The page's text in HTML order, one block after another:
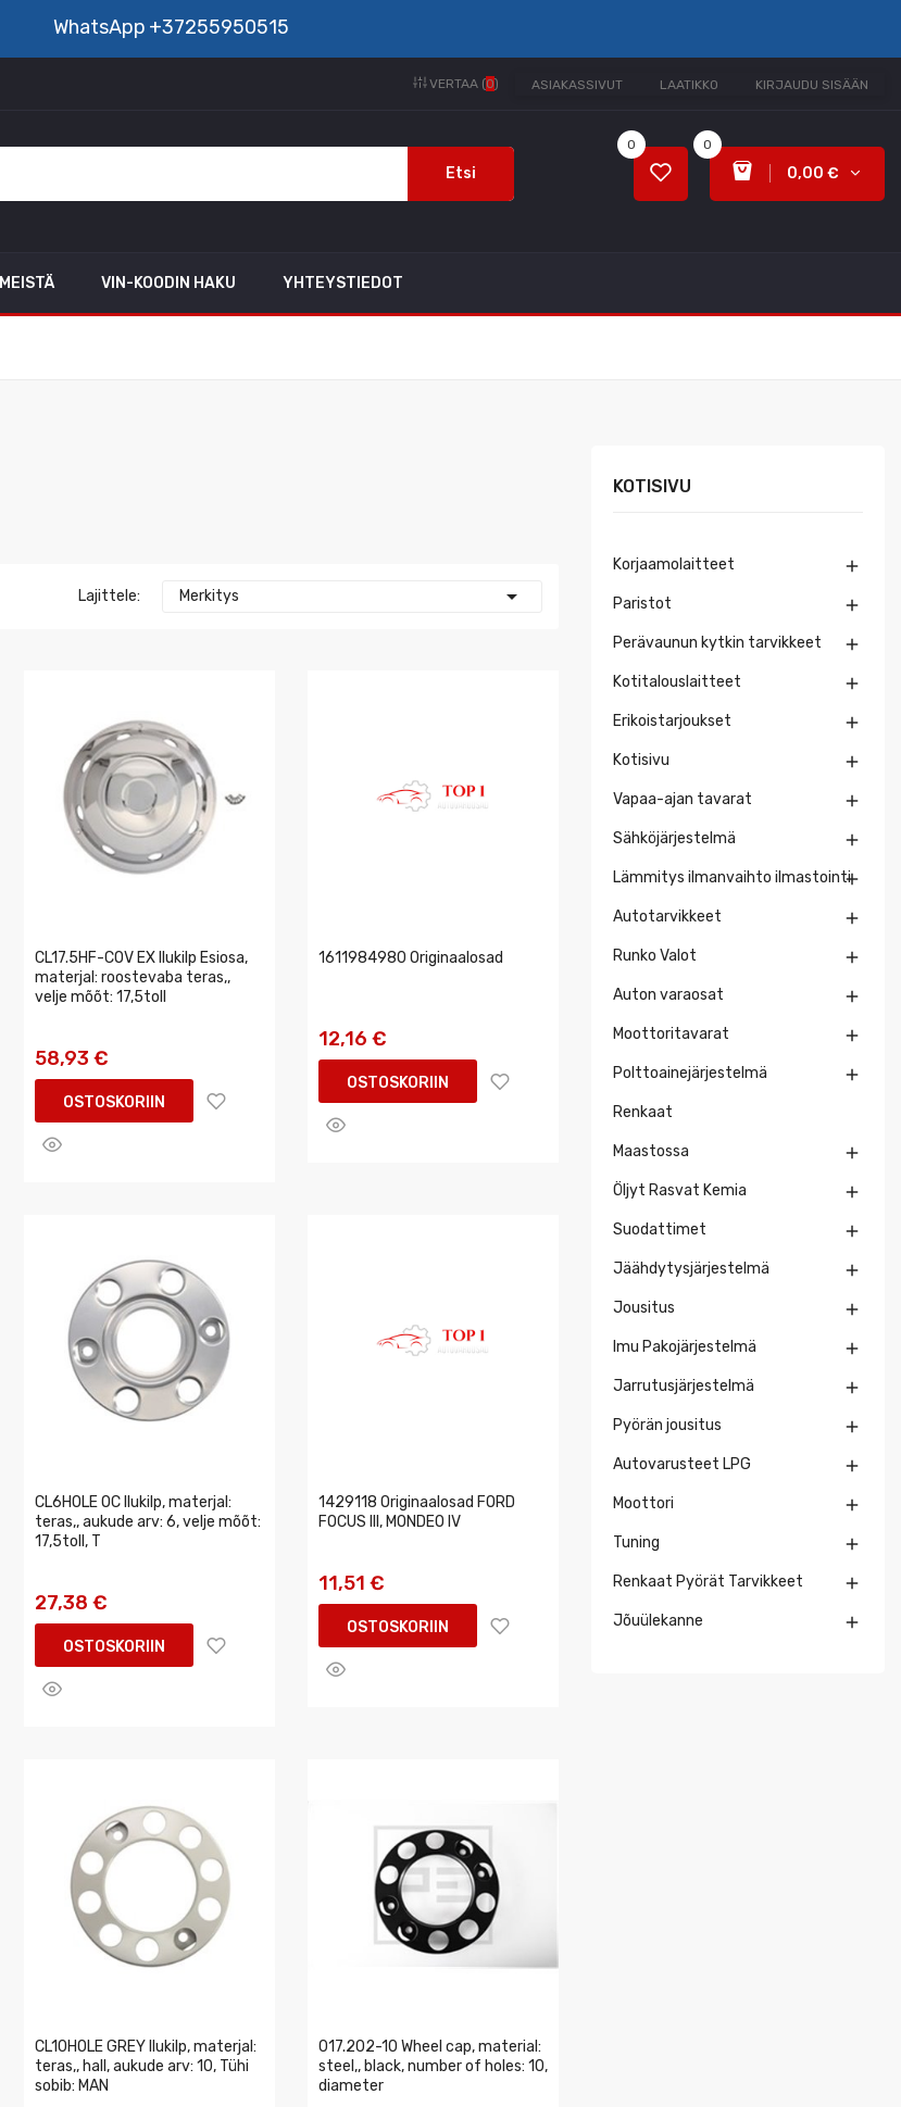
WhatsApp +37255950515
ASIAKASSIVUT LAATIKKO KIRJAUDU SISÄÄN
VERTAA (0)
Etsi
0
0,00 €
0
MEISTÄ VIN-KOODIN HAKU YHTEYSTIEDOT
Lajittele: Merkitys 
CL17.5HF-COV EX Ilukilp Esiosa,
materjal: roostevaba teras,,
velje mõõt: 17,5toll
58,93 €
OSTOSKORIIN
1611984980 Originaalosad
12,16 €
OSTOSKORIIN
CL6HOLE OC Ilukilp, materjal:
teras,, aukude arv: 6, velje mõõt:
17,5toll, T
27,38 €
OSTOSKORIIN
1429118 Originaalosad FORD
FOCUS III, MONDEO IV
11,51 €
OSTOSKORIIN
CL10HOLE GREY Ilukilp, materjal:
teras,, hall, aukude arv: 10, Tühi
sobib: MAN
017.202-10 Wheel cap, material:
steel,, black, number of holes: 10,
diameter
KOTISIVU
Korjaamolaitteet 
Paristot 
Perävaunun kytkin tarvikkeet 
Kotitalouslaitteet 
Erikoistarjoukset 
Kotisivu 
Vapaa-ajan tavarat 
Sähköjärjestelmä 
Lämmitys ilmanvaihto ilmastointi
Autotarvikkeet 
Runko Valot 
Auton varaosat 
Moottoritavarat 
Polttoainejärjestelmä 
Renkaat
Maastossa 
Öljyt Rasvat Kemia 
Suodattimet 
Jäähdytysjärjestelmä 
Jousitus 
Imu Pakojärjestelmä 
Jarrutusjärjestelmä 
Pyörän jousitus 
Autovarusteet LPG 
Moottori 
Tuning 
Renkaat Pyörät Tarvikkeet 
Jõuülekanne 